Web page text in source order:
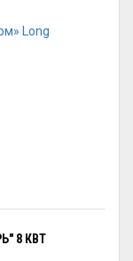
8 КВТ